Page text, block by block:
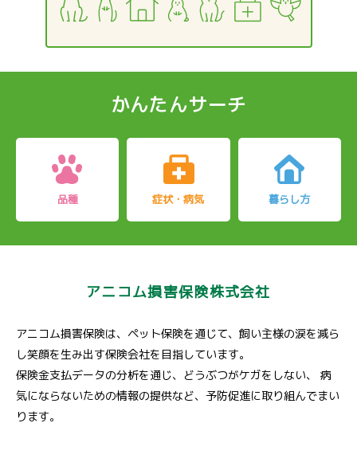
かんたんサーチ
品種 症状・病気 暮らし方
アニコム損害保険株式会社
アニコム損害保険は、ペット保険を通じて、飼い主様の涙を減ら
し笑顔を生み出す保険会社を目指しています。
保険金支払データの分析を通じ、どうぶつがケガをしない、 病
気にならないための情報の提供など、予防促進に取り組んでまい
ります。